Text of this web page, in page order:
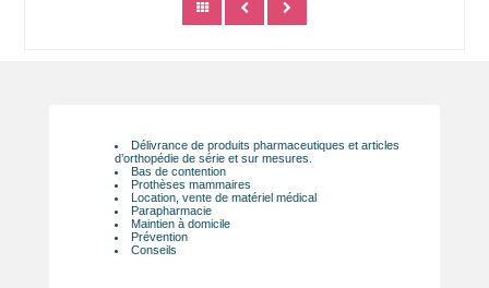
Délivrance de produits pharmaceutiques et articles
d’orthopédie de série et sur mesures.
Bas de contention
Prothèses mammaires
Location, vente de matériel médical
Parapharmacie
Maintien à domicile
Prévention
Conseils